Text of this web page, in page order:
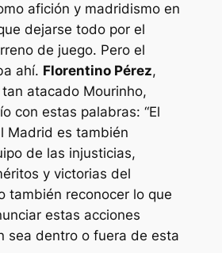
afición y madridismo en
dejarse todo por el
de juego. Pero el
ahí. Florentino Pérez,
atacado Mourinho,
con estas palabras: “El
Madrid es también
de las injusticias,
y victorias del
también reconocer lo que
estas acciones
sea dentro o fuera de esta